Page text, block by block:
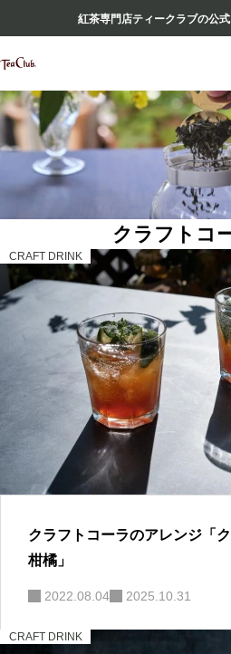
紅茶専門店ティークラブの公
クラフトコ
CRAFT DRINK
クラフトコーラのアレンジ「
柑橘」
2022.08.04 2025.10.31
CRAFT DRINK